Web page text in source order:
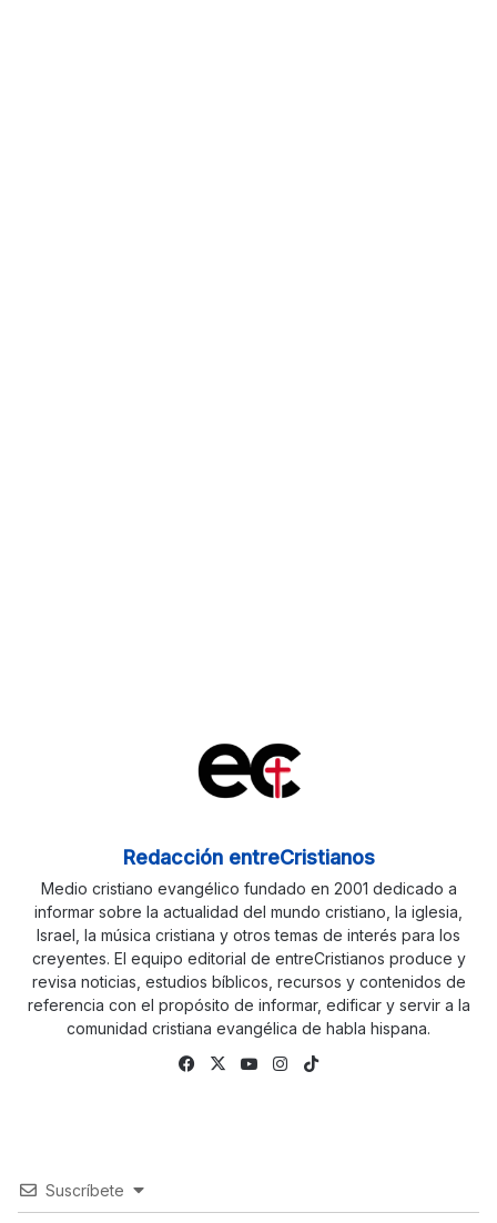
Redacción entreCristianos
Medio cristiano evangélico fundado en 2001 dedicado a
informar sobre la actualidad del mundo cristiano, la iglesia,
Israel, la música cristiana y otros temas de interés para los
creyentes. El equipo editorial de entreCristianos produce y
revisa noticias, estudios bíblicos, recursos y contenidos de
referencia con el propósito de informar, edificar y servir a la
comunidad cristiana evangélica de habla hispana.
Facebook
X YouTubeInstagram
Suscríbete